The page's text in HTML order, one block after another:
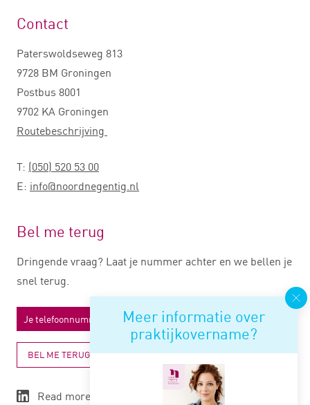
Meer informatie over
praktijkovername?
Contact
Paterswoldseweg 813
9728 BM Groningen
Postbus 8001
9702 KA Groningen
Routebeschrijving
T: (050) 520 53 00
E: info@noordnegentig.nl
Bel me terug
Dringende vraag? Laat je nummer achter en we bellen je
snel terug.
BEL ME TERUG
Read more